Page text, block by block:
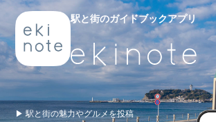
駅と街のガイドブックアプリ
▶ 駅と街の魅力やグルメを投稿